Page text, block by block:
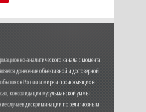
аналитического канала с момента
донесение объективной и достоверной
в России и мире и происходящих в
консолидация мусульманской уммы
случаев дискриминации по религиозным